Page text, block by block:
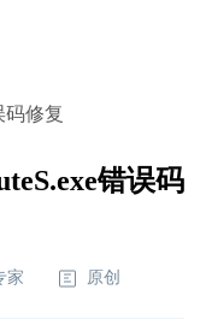
码修复
错误码
家 原创